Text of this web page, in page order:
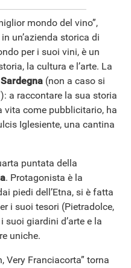
mondo del vino”,
in un’azienda storica di
per i suoi vini, è un
la cultura e l’arte. La
Sardegna (non a caso si
a raccontare la sua storia
vita come pubblicitario, ha
Iglesiente, una cantina
puntata della
. Protagonista è la
piedi dell’Etna, si è fatta
i suoi tesori (Pietradolce,
suoi giardini d’arte e la
uniche.
Very Franciacorta” torna